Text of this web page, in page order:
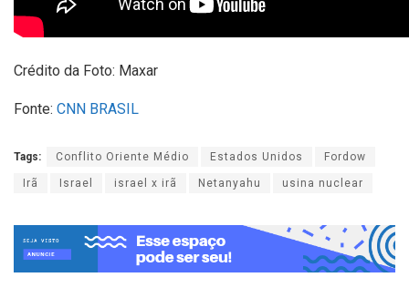
Crédito da Foto: Maxar
Fonte: CNN BRASIL
Tags: Conflito Oriente Médio Estados Unidos Fordow
Irã Israel israel x irã Netanyahu usina nuclear